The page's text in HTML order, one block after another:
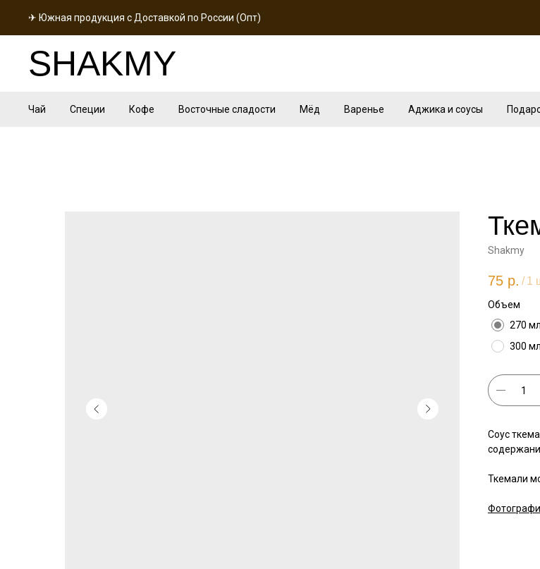
✈ Южная продукция с Доставкой по России (Опт)
SHAKMY
Чай Специи Кофе Восточные сладости Мёд Варенье Аджика и соусы
Shakmy
75 р. / 1
Объем
270 мл
300 мл
Соус
Ткемали